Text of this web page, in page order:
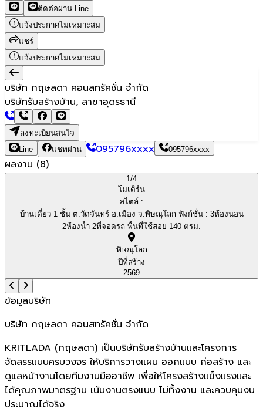
ติดต่อผ่าน Line
แจ้งประกาศไม่เหมาะสม
แชร์
แจ้งประกาศไม่เหมาะสม
บริษัท กฤษลดา คอนสทรัคชั่น จำกัด
บริษัทรับสร้างบ้าน, สาขาอุดรธานี
ลงทะเบียนสนใจ
Line
แชทผ่าน 095796xxxx 095796xxxx
ผลงาน (8)
1/4
โมเดิร์น
สไตล์ :
บ้านเดี่ยว 1 ชั้น ต.วัดจันทร์ อ.เมือง จ.พิษณุโลก ฟังก์ชั่น : 3ห้องนอน
2ห้องน้ำ 2ที่จอดรถ พื้นที่ใช้สอย 140 ตรม.
พิษณุโลก
ปีที่สร้าง
2569
ข้อมูลบริษัท
บริษัท กฤษลดา คอนสทรัคชั่น จำกัด
KRITLADA (กฤษลดา) เป็นบริษัทรับสร้างบ้านและโครงการ
จัดสรรแบบครบวงจร ให้บริการวางแผน ออกแบบ ก่อสร้าง และ
ดูแลหน้างานโดยทีมงานมืออาชีพ เพื่อให้โครงสร้างแข็งแรงและ
ได้คุณภาพมาตรฐาน เน้นงานตรงแบบ ไม่ทิ้งงาน และควบคุมงบ
ประมาณได้จริง